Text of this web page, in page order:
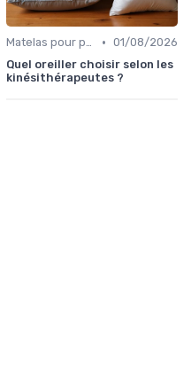
Matelas pour problèmes de dos • 01/08/2026
Quel oreiller choisir selon les
kinésithérapeutes ?